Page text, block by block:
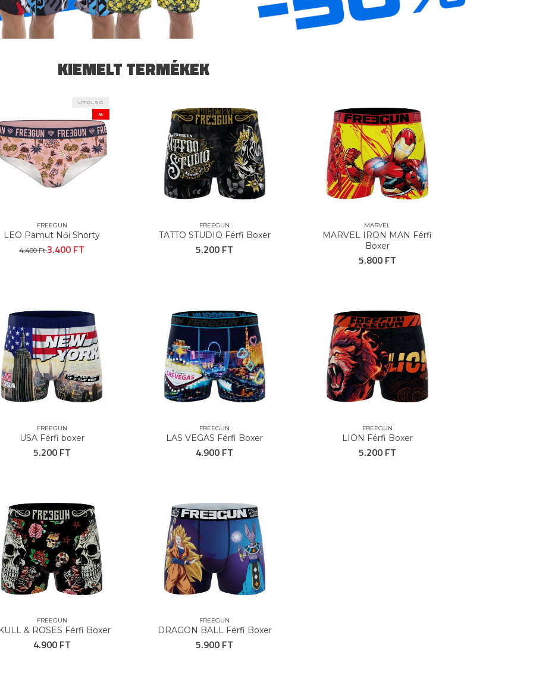
KIEMELT TERMÉKEK
UTOLSÓ
%
FREEGUN
LEO Pamut Női Shorty
4.400 Ft3.400 FT
FREEGUN
TATTO STUDIO Férfi Boxer
5.200 FT
MARVEL
MARVEL IRON MAN Férfi
Boxer
5.800 FT
FREEGUN
USA Férfi boxer
5.200 FT
FREEGUN
LAS VEGAS Férfi Boxer
4.900 FT
FREEGUN
LION Férfi Boxer
5.200 FT
FREEGUN
& ROSES Férfi Boxer
4.900 FT
FREEGUN
DRAGON BALL Férfi Boxer
5.900 FT